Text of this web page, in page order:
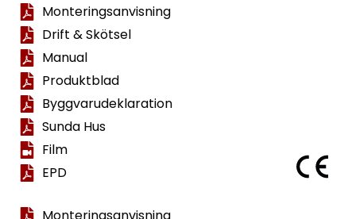
Monteringsanvisning
Drift & Skötsel
Manual
Produktblad
Byggvarudeklaration
Sunda Hus
Film
EPD
Monteringsanvisning